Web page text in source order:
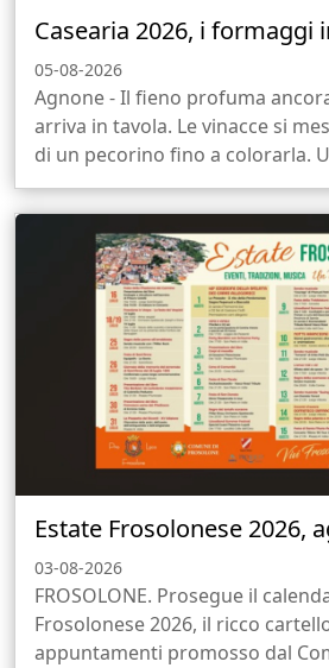
Casearia 2026, i formaggi
05-08-2026
Agnone - Il fieno profuma
arriva in tavola. Le vinacce si
di un pecorino fino a colorarla.
Estate Frosolonese 2026,
03-08-2026
FROSOLONE. Prosegue il
Frosolonese 2026, il ricco
appuntamenti promosso dal